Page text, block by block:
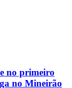
no primeiro
no Mineirão